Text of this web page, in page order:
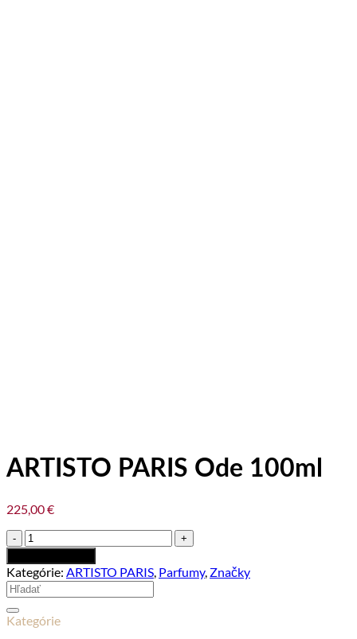
ARTISTO PARIS Ode 100ml
225,00€
množstvo
ARTISTO
PARIS
Ode
100ml
Kategórie: ARTISTO PARIS, Parfumy, Značky
Hľadať:
Kategórie